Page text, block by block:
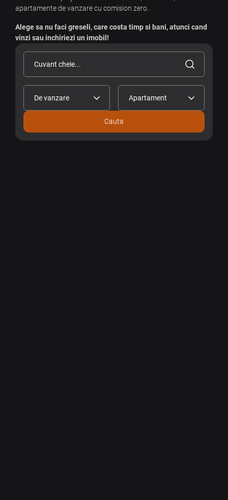
apartamente de vanzare cu comision zero.
Alege sa nu faci greseli, care costa timp si bani, atunci cand
vinzi sau inchiriezi un imobil!
Cauta